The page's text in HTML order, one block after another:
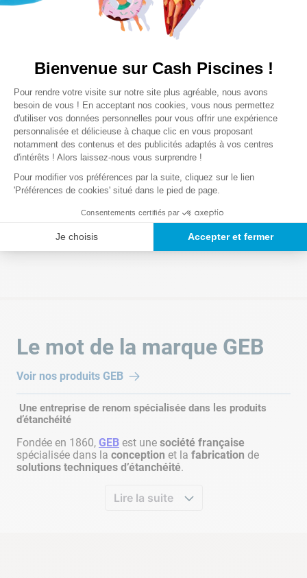
Notre satisfaction, la votre
Avis clients
Chargement de la synthèse…
Veuillez vous connecter pour écrire un avis.
Le plus récent
Le mot de la marque GEB
Voir nos produits GEB
Une entreprise de renom spécialisée dans les produits
d’étanchéité
Fondée en 1860, GEB est une société française
spécialisée dans la conception et la fabrication de
solutions techniques d’étanchéité.
Lire la suite
Bienvenue sur Cash Piscines !
Plateforme de Gestion du
Pour rendre votre visite sur notre site plus agréable, nous avons
besoin de vous ! En acceptant nos cookies, vous nous permettez
d'utiliser vos données personnelles pour vous offrir une expérience
personnalisée et délicieuse à chaque clic en vous proposant
notamment des contenus et des publicités adaptés à vos centres
d'intérêts ! Alors laissez-nous vous surprendre !
Pour modifier vos préférences par la suite, cliquez sur le lien
'Préférences de cookies' situé dans le pied de page.
Consentements certifiés par
Je choisis Accepter et fermer
Axeptio consent